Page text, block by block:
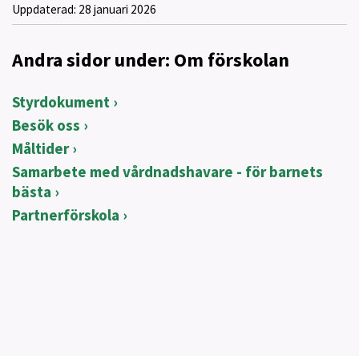
Uppdaterad: 28 januari 2026
Andra sidor under: Om förskolan
Styrdokument
Besök oss
Måltider
Samarbete med vårdnadshavare - för barnets
bästa
Partnerförskola